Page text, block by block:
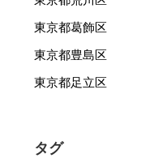
東京都葛飾区
東京都豊島区
東京都足立区
タグ